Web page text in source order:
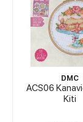
DMC
ACS06
Kiti